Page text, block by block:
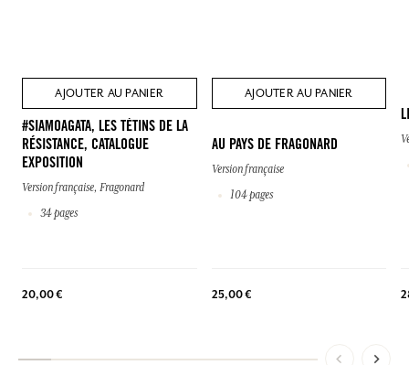
AJOUTER AU PANIER
#SIAMOAGATA, LES TÉTINS DE LA
RÉSISTANCE, CATALOGUE
EXPOSITION
Version française, Fragonard
34 pages
20,00 €
AJOUTER AU PANIER
AU PAYS DE FRAGONARD
Version française
104 pages
25,00 €